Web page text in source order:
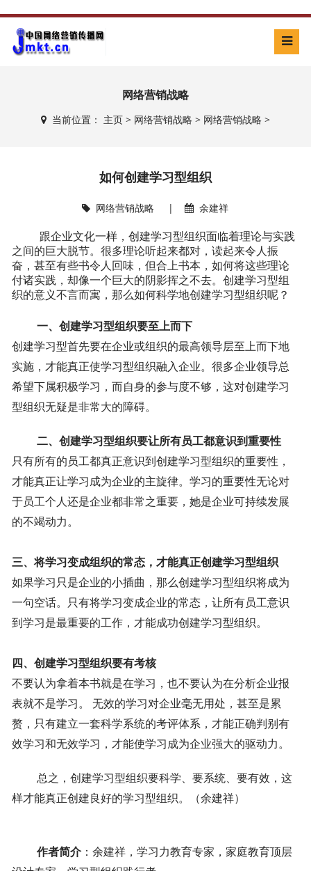
网络营销战略
当前位置： 主页> 网络营销战略> 网络营销战略>
如何创建学习型组织
网络营销战略 | 余建祥
跟企业文化一样，创建学习型组织面临着理论与实践
之间的巨大脱节。很多理论听起来都对，读起来令人振
奋，甚至有些书令人回味，但合上书本，如何将这些理论
付诸实践，却像一个巨大的阴影挥之不去。创建学习型组
织的意义不言而寓，那么如何科学地创建学习型组织呢？
一、创建学习型组织要至上而下
创建学习型首先要在企业或组织的最高领导层至上而下地
实施，才能真正使学习型组织融入企业。很多企业领导总
希望下属积极学习，而自身的参与度不够，这对创建学习
型组织无疑是非常大的障碍。
二、创建学习型组织要让所有员工都意识到重要性
只有所有的员工都真正意识到创建学习型组织的重要性，
才能真正让学习成为企业的主旋律。学习的重要性无论对
于员工个人还是企业都非常之重要，她是企业可持续发展
的不竭动力。
三、将学习变成组织的常态，才能真正创建学习型组织
如果学习只是企业的小插曲，那么创建学习型组织将成为
一句空话。只有将学习变成企业的常态，让所有员工意识
到学习是最重要的工作，才能成功创建学习型组织。
四、创建学习型组织要有考核
不要认为拿着本书就是在学习，也不要认为在分析企业报
表就不是学习。
无效的学习对企业毫无用处，甚至是累
赘，只有建立一套科学系统的考评体系，才能正确判别有
效学习和无效学习，才能使学习成为企业强大的驱动力。
总之，创建学习型组织要科学、要系统、要有效，这
样才能真正创建良好的学习型组织。（余建祥）
作者简介：余建祥，学习力教育专家，家庭教育顶层